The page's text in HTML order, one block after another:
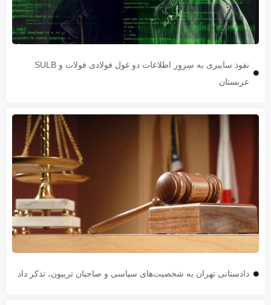
نفوذ سایبری به سِروِر اطلاعات دو غول فولادی فولات و SULB
عربستان
دادستانی تهران به شخصیت‌های سیاسی و صاحبان تریبون، تذکر داد